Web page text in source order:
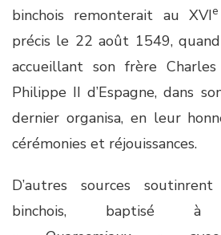
binchois remonterait au XVIe
précis le 22 août 1549,
accueillant son frère
Philippe II d’Espagne, dans
dernier organisa, en leur
cérémonies et réjouissances.
D’autres sources
binchois, baptisé